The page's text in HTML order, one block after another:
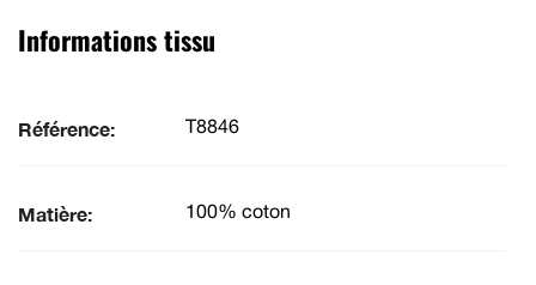
Informations tissu
Référence: T8846
Matière: 100% coton